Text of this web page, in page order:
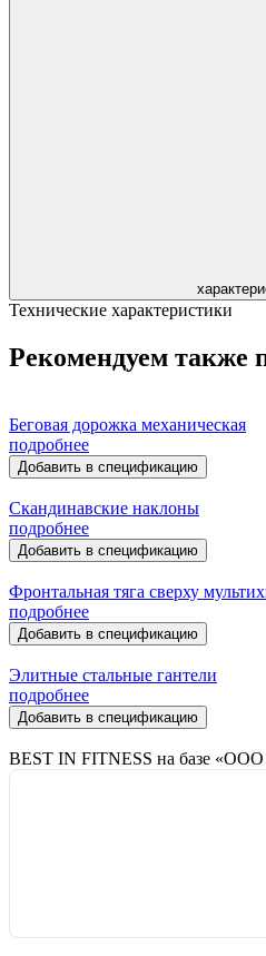
Технические характеристики
Рекомендуем также
Беговая дорожка механическая
подробнее
Добавить в спецификацию
Скандинавские наклоны
подробнее
Добавить в спецификацию
Фронтальная тяга сверху
подробнее
Добавить в спецификацию
Элитные стальные гантели
подробнее
Добавить в спецификацию
BEST IN FITNESS на базе